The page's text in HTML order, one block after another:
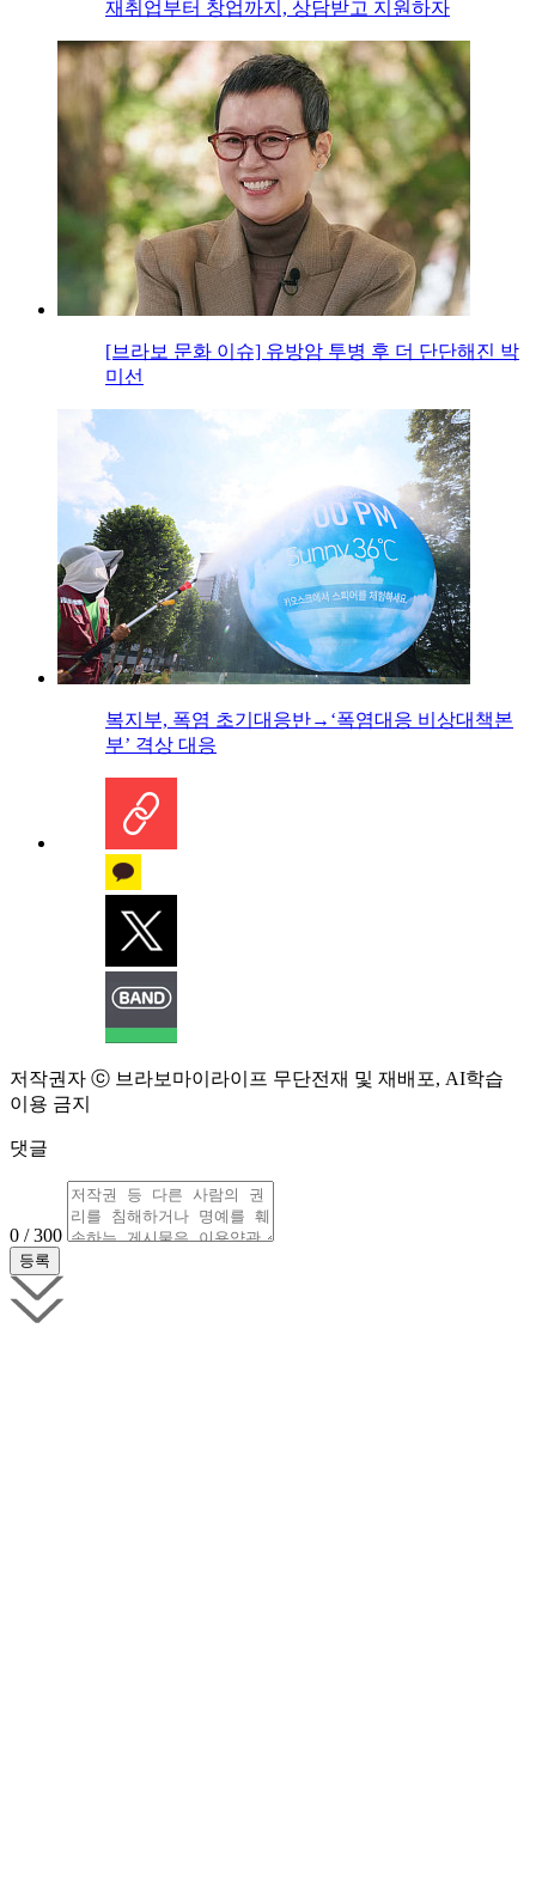
재취업부터 창업까지, 상담받고 지원하자
[브라보 문화 이슈] 유방암 투병 후 더 단단해진 박
미선
복지부, 폭염 초기대응반→‘폭염대응 비상대책본
부’ 격상 대응
저작권자 ⓒ 브라보마이라이프 무단전재 및 재배포, AI학습
이용 금지
댓글
0 / 300